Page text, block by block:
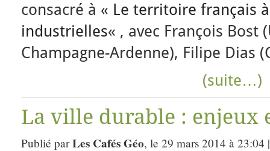
consacré à « Le territoire français
industrielles« , avec François Bost
Champagne-Ardenne), Filipe Dias
(suite…)
La ville durable : enjeux
Publié parLes Cafés Géo, le 29 mars 2014 à